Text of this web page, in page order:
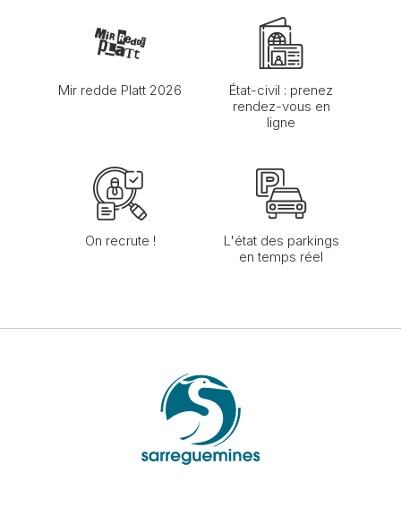
Mir redde Platt 2026
État-civil : prenez
rendez-vous en
ligne
On recrute !
L'état des parkings
en temps réel